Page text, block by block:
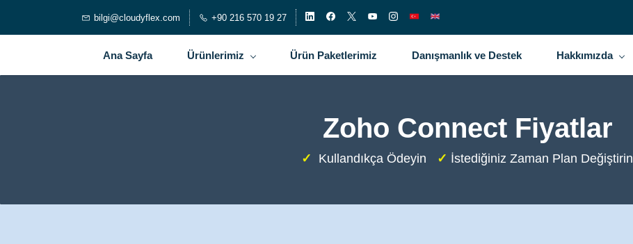
bilgi@cloudyflex.com +90 216 570 19 27
Ana Sayfa Ürünlerimiz Ürün Paketlerimiz Danışmanlık ve Destek Hakkımızda
Zoho Connect Fiyatlar
✓ Kullandıkça Ödeyin ✓ İstediğiniz Zaman Plan Değiştirin